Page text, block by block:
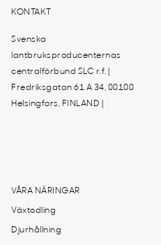
KONTAKT
Svenska
lantbruksproducenternas
centralförbund SLC r.f. |
Fredriksgatan 61 A 34, 00100
Helsingfors, FINLAND |
VÅRA NÄRINGAR
Växtodling
Djurhållning